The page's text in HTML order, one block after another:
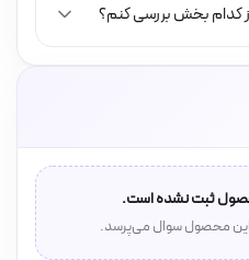
کدام بخش بررسی کنم؟
ثبت نشده است.
این محصول سوال می‌پرسد.